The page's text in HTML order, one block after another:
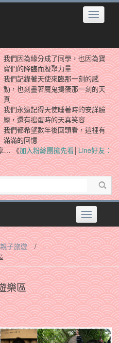
Toggle
我們因為緣分成了同學，也因為寶
寶們的降臨而凝聚力量
我們記錄著天使來臨那一刻的感
動，也刻畫著魔鬼搗蛋那一刻的天
真
我們永遠記得天使睡著時的安詳臉
龐，還有搗蛋時的天真笑容
我們都希望數年後回頭看，這裡有
滿滿的回憶
… 《加入粉絲團搶先看│Line好友：
Toggle
navigation
子旅遊
/
樂區